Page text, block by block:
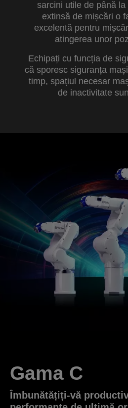
sarcini utile de până
extinsă de mișcări o
excelentă pentru
atingerea unor
Echipați cu funcția de
că sporesc siguranța
timp, spațiul necesar
de inactivitate
Gama C
Îmbunătățiți-vă